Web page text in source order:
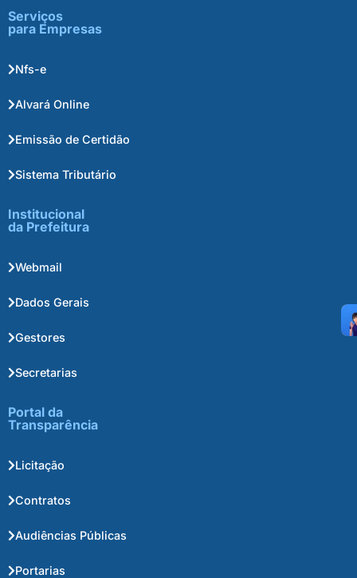
Serviços
para Empresas
Nfs-e
Alvará Online
Emissão de Certidão
Sistema Tributário
Institucional
da Prefeitura
Webmail
Dados Gerais
Gestores
Secretarias
Portal da
Transparência
Licitação
Contratos
Audiências Públicas
Portarias